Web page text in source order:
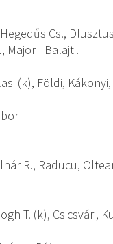
Cs.,
Major - Balajti.
(k), Földi,
R., Raducu,
T. (k), Csicsvári,